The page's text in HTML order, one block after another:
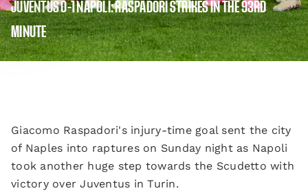
JUVENTUS 0-1 NAPOLI: RASPADORI STRIKES IN THE 93RD
MINUTE
Giacomo Raspadori's injury-time goal sent the city
of Naples into raptures on Sunday night as Napoli
took another huge step towards the Scudetto with
victory over Juventus in Turin.